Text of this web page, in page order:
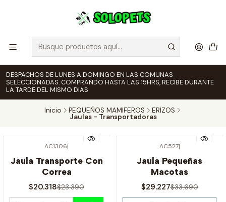
DESPACHOS DE LUNES A DOMINGO EN LAS COMUNAS
SELECCIONADAS. COMPRANDO HASTA LAS 15HRS, RECIBE DURANTE
LA TARDE DEL MISMO DIAS
Inicio PEQUEÑOS MAMIFEROS ERIZOS
Jaulas - Transportadoras
AC1306|
Jaula Transporte Con
Correa
$20.318$23.390
Agotado
AC527|
Jaula Pequeñas
Macotas
$29.227$33.690